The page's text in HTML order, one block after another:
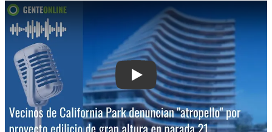
Play: Vecinos de California Park